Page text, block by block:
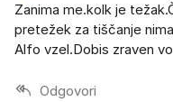
Zanima me.kolk je
pretežek za tiščanje
Alfo vzel.Dobis zraven
Odgovori